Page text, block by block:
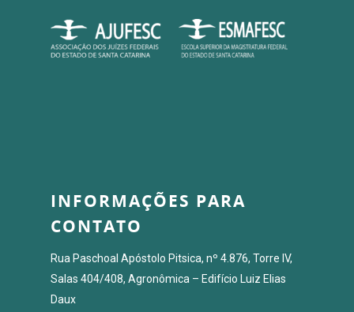
INFORMAÇÕES PARA
CONTATO
Rua Paschoal Apóstolo Pitsica, nº 4.876, Torre IV,
Salas 404/408, Agronômica – Edifício Luiz Elias
Daux